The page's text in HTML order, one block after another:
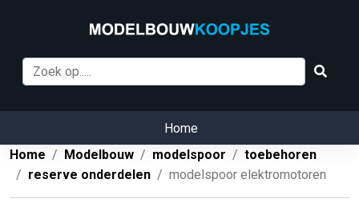
Home
Home
Modelbouw modelspoor
toebehoren
reserve onderdelen
modelspoor elektromotoren